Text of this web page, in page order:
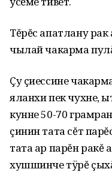
Тĕрĕс апатлану рак
чылай чакарма
Çу çиессине
яланхи пек чухне,
кунне 50-70
çинин тата сĕт
тата ар парĕн ракĕ
хушшинче тÿрĕ